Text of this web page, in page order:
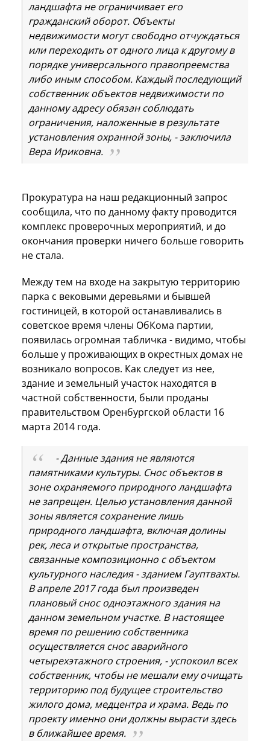
ландшафта не ограничивает его
гражданский оборот. Объекты
недвижимости могут свободно отчуждаться
или переходить от одного лица к другому в
порядке универсального правопреемства
либо иным способом. Каждый последующий
собственник объектов недвижимости по
данному адресу обязан соблюдать
ограничения, наложенные в результате
установления охранной зоны, - заключила
Вера Ириковна.
Прокуратура на наш редакционный запрос
сообщила, что по данному факту проводится
комплекс проверочных мероприятий, и до
окончания проверки ничего больше говорить
не стала.
Между тем на входе на закрытую территорию
парка с вековыми деревьями и бывшей
гостиницей, в которой останавливались в
советское время члены ОбКома партии,
появилась огромная табличка - видимо, чтобы
больше у проживающих в окрестных домах не
возникало вопросов. Как следует из нее,
здание и земельный участок находятся в
частной собственности, были проданы
правительством Оренбургской области 16
марта 2014 года.
- Данные здания не являются
памятниками культуры. Снос объектов в
зоне охраняемого природного ландшафта
не запрещен. Целью установления данной
зоны является сохранение лишь
природного ландшафта, включая долины
рек, леса и открытые пространства,
связанные композиционно с объектом
культурного наследия - зданием Гауптвахты.
В апреле 2017 года был произведен
плановый снос одноэтажного здания на
данном земельном участке. В настоящее
время по решению собственника
осуществляется снос аварийного
четырехэтажного строения, - успокоил всех
собственник, чтобы не мешали ему очищать
территорию под будущее строительство
жилого дома, медцентра и храма. Ведь по
проекту именно они должны вырасти здесь
в ближайшее время.